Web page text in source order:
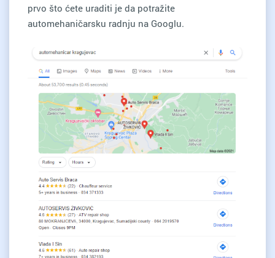
prvo što ćete uraditi je da potražite
automehaničarsku radnju na Googlu.